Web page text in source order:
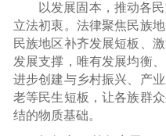
以发展固本，推动各
立法初衷。法律聚焦民族
民族地区补齐发展短板、
发展支撑，唯有发展均衡
进步创建与乡村振兴、产
老等民生短板，让各族群
结的物质基础。